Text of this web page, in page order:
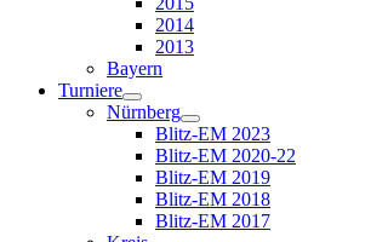
2014
2013
Bayern
Turniere
Nürnberg
Blitz-EM 2023
Blitz-EM 2020-22
Blitz-EM 2019
Blitz-EM 2018
Blitz-EM 2017